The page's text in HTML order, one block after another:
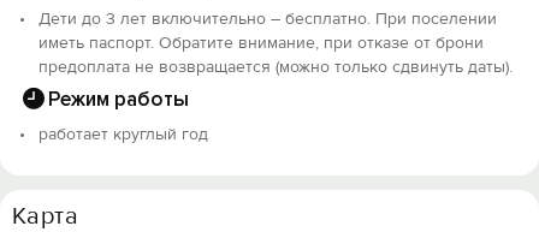
Дети до 3 лет включительно – бесплатно. При поселении
иметь паспорт. Обратите внимание, при отказе от брони
предоплата не возвращается (можно только сдвинуть даты).
Режим работы
работает круглый год
Карта
Вход на сайт
Войти или Зарегистрироваться